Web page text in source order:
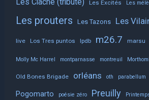
Les Excités Les
Les prouters Les Tazons Les
live Los Tres puntos lpdb m26.7 marsu
Molly Mc Harrel montparnasse montreuil
Old Bones Brigade orléans oth parabellum
Pogomarto poésie zéro Preuilly